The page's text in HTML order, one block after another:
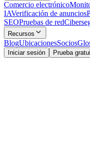
Comercio electrónico
IAVerificación de anuncios
SEOPruebas de red
Recursos
BlogUbicacionesSocios
Iniciar sesión Prueba